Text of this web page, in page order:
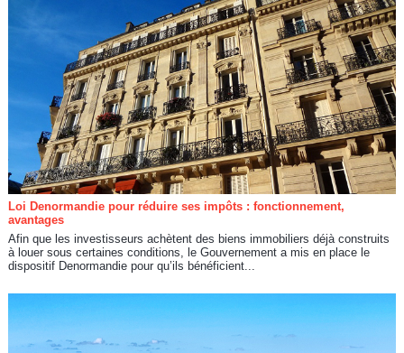
Loi Denormandie pour réduire ses impôts : fonctionnement,
avantages
Afin que les investisseurs achètent des biens immobiliers déjà construits
à louer sous certaines conditions, le Gouvernement a mis en place le
dispositif Denormandie pour qu’ils bénéficient...